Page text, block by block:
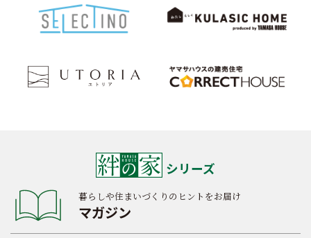
シリーズ
暮らしや住まいづくりのヒントをお届け
マガジン